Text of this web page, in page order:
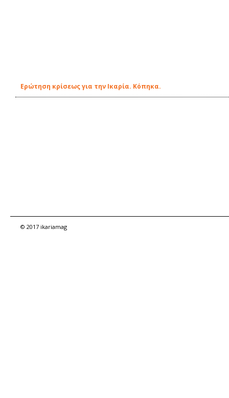
Ερώτηση κρίσεως για την Ικαρία. Κόπηκα.
© 2017 ikariamag